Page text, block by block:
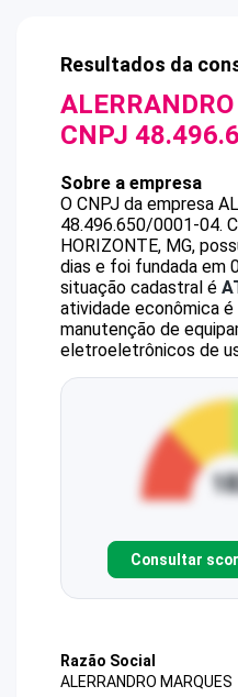
Resultados da
CNPJ
Sobre a empresa
O CNPJ da empresa
48.496.650/0001-04.
HORIZONTE, MG,
dias e foi fundada em
situação cadastral é
atividade econômica é
manutenção de
eletroeletrônicos de
Consultar
Razão Social
ALERRANDRO MARQUES